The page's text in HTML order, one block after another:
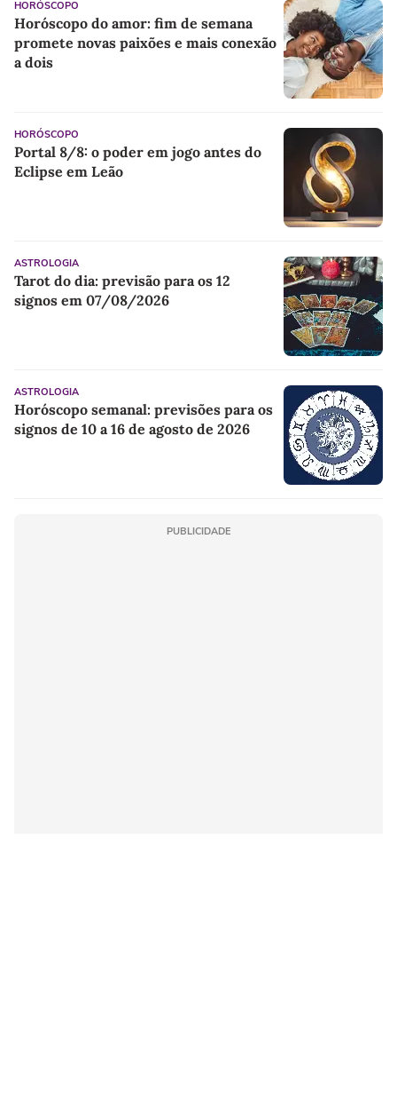
HORÓSCOPO
Horóscopo do amor: fim de semana
promete novas paixões e mais conexão
a dois
HORÓSCOPO
Portal 8/8: o poder em jogo antes do
Eclipse em Leão
ASTROLOGIA
Tarot do dia: previsão para os 12
signos em 07/08/2026
ASTROLOGIA
Horóscopo semanal: previsões para os
signos de 10 a 16 de agosto de 2026
PUBLICIDADE